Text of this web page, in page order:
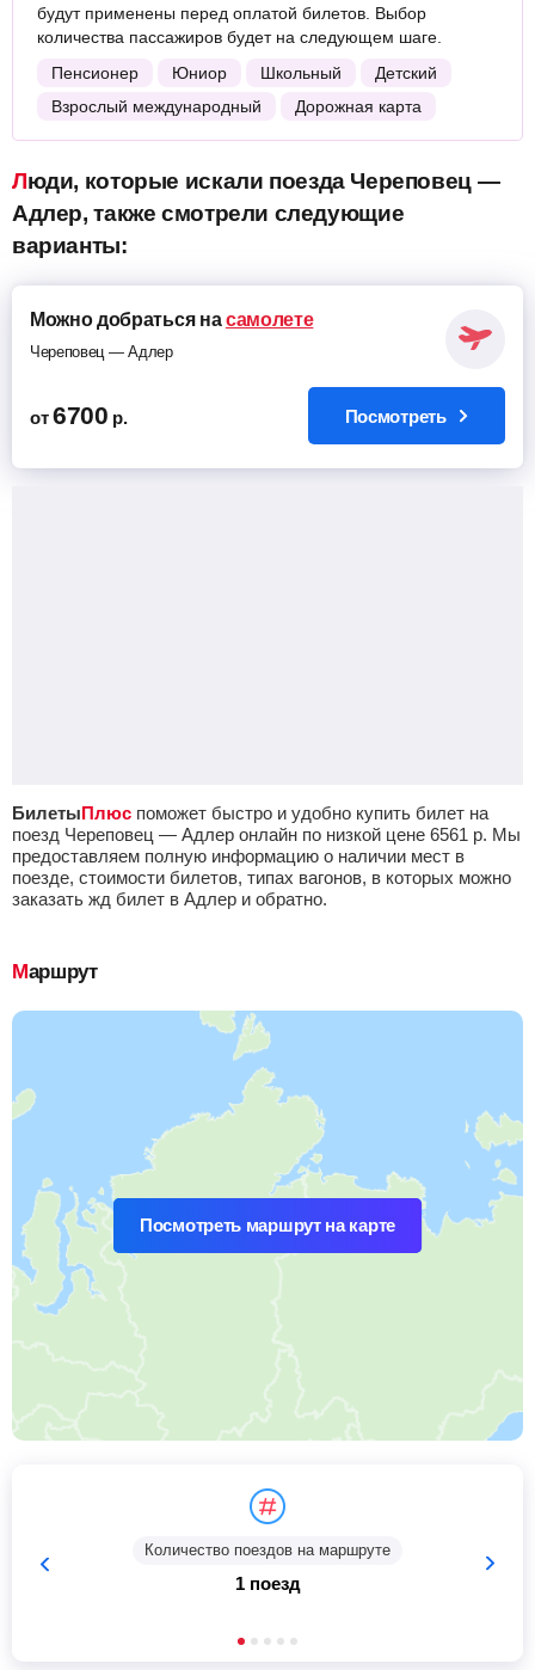
будут применены перед оплатой билетов. Выбор
количества пассажиров будет на следующем шаге.
Пенсионер
Юниор Школьный
Детский
Взрослый международный
Дорожная карта
Люди, которые искали поезда Череповец —
Адлер, также смотрели следующие
варианты:
Можно добраться насамолете
Череповец — Адлер
от6700 р. Посмотреть
БилетыПлюс поможет быстро и удобно купить билет на
поезд Череповец — Адлер онлайн по низкой цене 6561 р. Мы
предоставляем полную информацию о наличии мест в
поезде, стоимости билетов, типах вагонов, в которых можно
заказать жд билет в Адлер и обратно.
Маршрут
Посмотреть маршрут на карте
Количество поездов на маршруте
1 поезд